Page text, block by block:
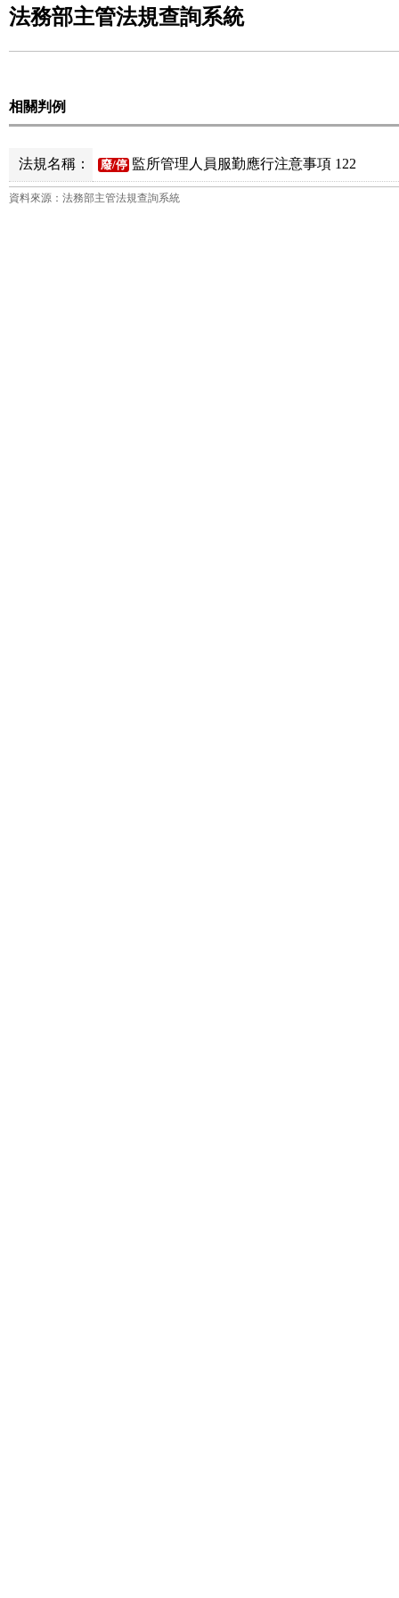
法務部主管法規查詢系統
相關判例
法規名稱： 廢/停 監所管理人員服勤應行注意事項 122
資料來源：法務部主管法規查詢系統